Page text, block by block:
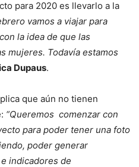
para 2020 es llevarlo a la
vamos a viajar para
la idea de que las
mujeres. Todavía estamos
Dupaus.
que aún no tienen
“Queremos comenzar con
para poder tener una foto
poder generar
indicadores de